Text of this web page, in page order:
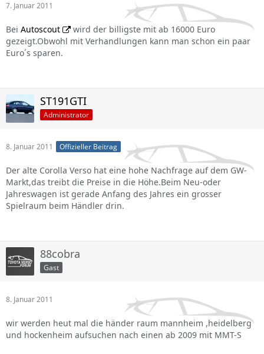
7. Januar 2011
Bei Autoscout
wird der billigste mit ab 16000 Euro
gezeigt.Obwohl mit Verhandlungen kann man schon ein paar
Euro´s sparen.
ST191GTI
Administrator
8. Januar 2011 Offizieller Beitrag
Der alte Corolla Verso hat eine hohe Nachfrage auf dem GW-
Markt,das treibt die Preise in die Höhe.Beim Neu-oder
Jahreswagen ist gerade Anfang des Jahres ein grosser
Spielraum beim Händler drin.
88cobra
Gast
8. Januar 2011
wir werden heut mal die händer raum mannheim ,heidelberg
und hockenheim aufsuchen nach einen ab 2009 mit MMT-S